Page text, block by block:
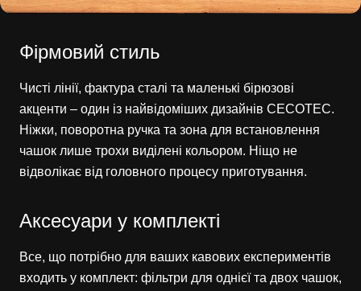
Фірмовий стиль
Чисті лінії, фактура сталі та маленькі бірюзові
акценти – один із найвідоміших дизайнів CECOTEC.
Ніжки, поворотна ручка та зона для встановлення
чашок лише трохи виділені кольором. Ніщо не
відволікає від головного процесу приготування.
Аксесуари у комплекті
Все, що потрібно для ваших кавових експериментів
входить у комплект: фільтри для однієї та двох чашок,